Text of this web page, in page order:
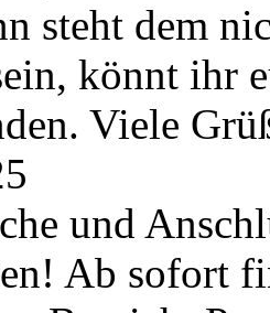
steht dem
könnt ihr
Viele
und
Ab sofort